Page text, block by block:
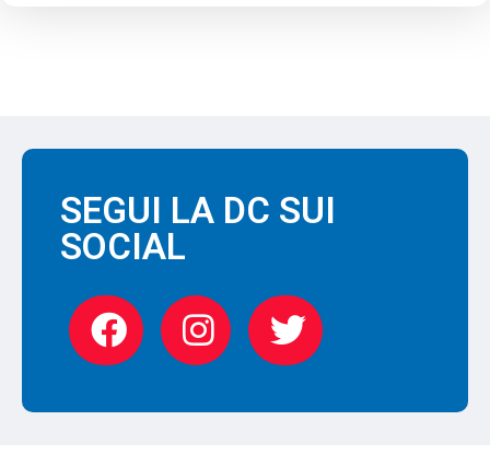
SEGUI LA DC SUI
SOCIAL